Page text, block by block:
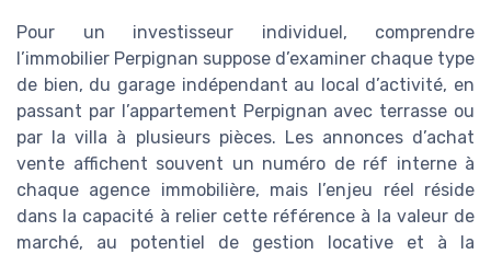
Pour un investisseur individuel, comprendre
l’immobilier Perpignan suppose d’examiner chaque type
de bien, du garage indépendant au local d’activité, en
passant par l’appartement Perpignan avec terrasse ou
par la villa à plusieurs pièces. Les annonces d’achat
vente affichent souvent un numéro de réf interne à
chaque agence immobilière, mais l’enjeu réel réside
dans la capacité à relier cette référence à la valeur de
marché, au potentiel de gestion locative et à la